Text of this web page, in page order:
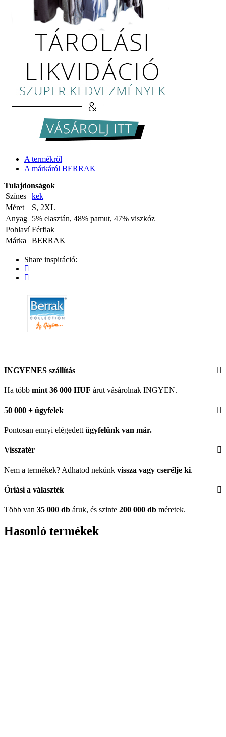
A termékről
A márkáról BERRAK
Tulajdonságok
Színes
kek
Méret
S, 2XL
Anyag 5% elasztán, 48% pamut, 47% viszkóz
Pohlaví Férfiak
Márka
BERRAK
Share inspiráció:
INGYENES szállítás
Ha több mint 36 000 HUF árut vásárolnak INGYEN.
50 000 + ügyfelek
Pontosan ennyi elégedett ügyfelünk van már.
Visszatér
Nem a termékek? Adhatod nekünk vissza vagy cserélje ki.
Óriási a választék
Több van 35 000 db áruk, és szinte 200 000 db méretek.
Hasonló termékek